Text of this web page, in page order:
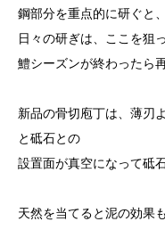
鋼部分を重点的に研ぐと
日々の研ぎは、ここを狙
鱧シーズンが終わったら
新品の骨切庖丁は、薄刃
と砥石との
設置面が真空になって砥
天然を当てると泥の効果